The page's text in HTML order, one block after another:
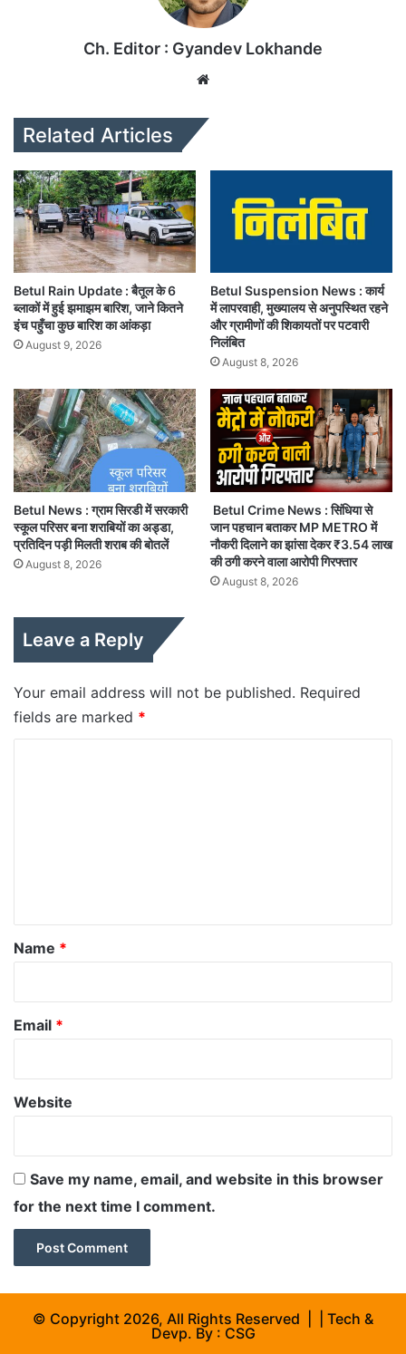
Ch. Editor : Gyandev Lokhande
Related Articles
Betul Rain Update : बैतूल के 6
ब्लाकों में हुई झमाझम बारिश, जाने कितने
इंच पहुँचा कुछ बारिश का आंकड़ा
August 9, 2026
Betul Suspension News : कार्य
में लापरवाही, मुख्यालय से अनुपस्थित रहने
और ग्रामीणों की शिकायतों पर पटवारी
निलंबित
August 8, 2026
Betul News : ग्राम सिरडी में सरकारी
स्कूल परिसर बना शराबियों का अड्डा,
प्रतिदिन पड़ी मिलती शराब की बोतलें
August 8, 2026
Betul Crime News : सिंधिया से
जान पहचान बताकर MP METRO में
नौकरी दिलाने का झांसा देकर ₹3.54 लाख
की ठगी करने वाला आरोपी गिरफ्तार
August 8, 2026
Leave a Reply
Your email address will not be published. Required
fields are marked *
*
Name *
Email *
Website
Save my name, email, and website in this browser
for the next time I comment.
© Copyright 2026, All Rights Reserved | | Tech &
Devp. By : CSG